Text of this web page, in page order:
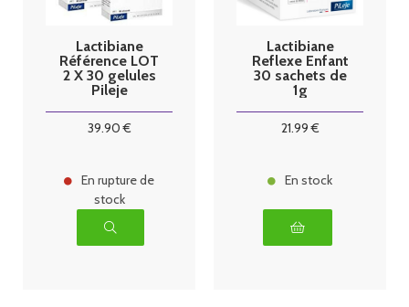
Lactibiane
Référence LOT
2 X 30 gelules
Pileje
39.90€
En rupture de
stock
Lactibiane
Reflexe Enfant
30 sachets de
1g
21.99€
En stock